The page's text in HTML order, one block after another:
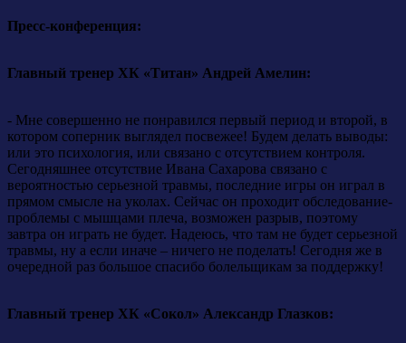
Пресс-конференция:
Главный тренер ХК «Титан» Андрей Амелин:
- Мне совершенно не понравился первый период и второй, в
котором соперник выглядел посвежее! Будем делать выводы:
или это психология, или связано с отсутствием контроля.
Сегодняшнее отсутствие Ивана Сахарова связано с
вероятностью серьезной травмы, последние игры он играл в
прямом смысле на уколах. Сейчас он проходит обследование-
проблемы с мышцами плеча, возможен разрыв, поэтому
завтра он играть не будет. Надеюсь, что там не будет серьезной
травмы, ну а если иначе – ничего не поделать! Сегодня же в
очередной раз большое спасибо болельщикам за поддержку!
Главный тренер ХК «Сокол» Александр Глазков: